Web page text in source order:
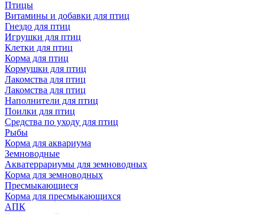
Птицы
Витамины и добавки для птиц
Гнездо для птиц
Игрушки для птиц
Клетки для птиц
Корма для птиц
Кормушки для птиц
Лакомства для птиц
Лакомства для птиц
Наполнители для птиц
Поилки для птиц
Средства по уходу для птиц
Рыбы
Корма для аквариума
Земноводные
Акватеррариумы для земноводных
Корма для земноводных
Пресмыкающиеся
Корма для пресмыкающихся
АПК